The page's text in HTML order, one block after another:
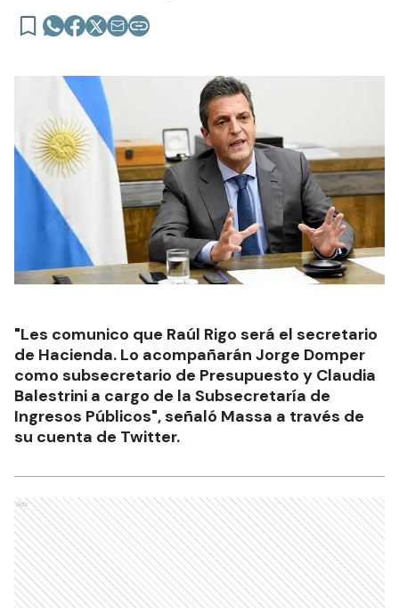
"Les comunico que Raúl Rigo será el secretario
de Hacienda. Lo acompañarán Jorge Domper
como subsecretario de Presupuesto y Claudia
Balestrini a cargo de la Subsecretaría de
Ingresos Públicos", señaló Massa a través de
su cuenta de Twitter.
Ads